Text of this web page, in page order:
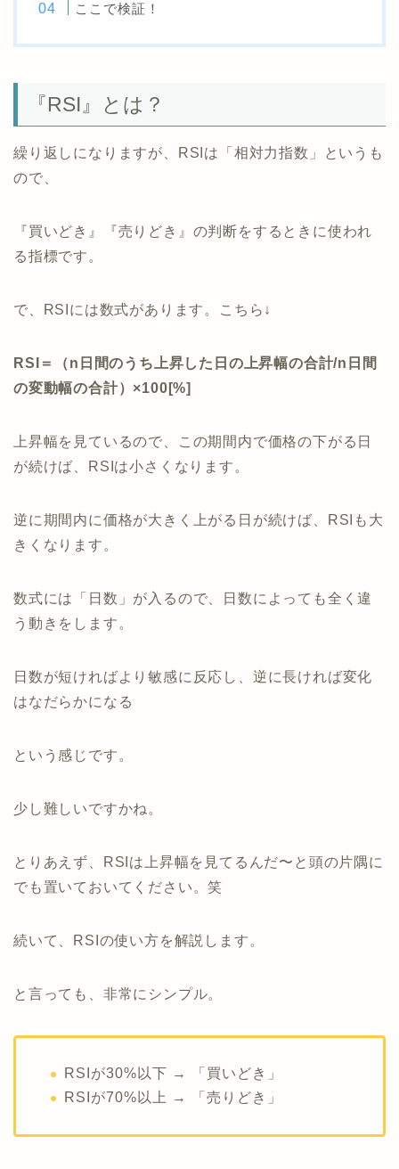
ここで検証！
『RSI』とは？
繰り返しになりますが、RSIは「相対力指数」というも
ので、
『買いどき』『売りどき』の判断をするときに使われ
る指標です。
で、RSIには数式があります。こちら↓
RSI＝（n日間のうち上昇した日の上昇幅の合計/n日間
の変動幅の合計）×100[%]
上昇幅を見ているので、この期間内で価格の下がる日
が続けば、RSIは小さくなります。
逆に期間内に価格が大きく上がる日が続けば、RSIも大
きくなります。
数式には「日数」が入るので、日数によっても全く違
う動きをします。
日数が短ければより敏感に反応し、逆に長ければ変化
はなだらかになる
という感じです。
少し難しいですかね。
とりあえず、RSIは上昇幅を見てるんだ〜と頭の片隅に
でも置いておいてください。笑
続いて、RSIの使い方を解説します。
と言っても、非常にシンプル。
RSIが30%以下 → 「買いどき」
RSIが70%以上 → 「売りどき」